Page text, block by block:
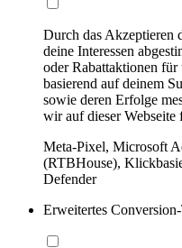
Durch das Akzeptieren
deine Interessen
oder Rabattaktionen für
basierend auf deinem
sowie deren Erfolge
wir auf dieser Webseite
Meta-Pixel, Microsoft
(RTBHouse),
Defender
Erweitertes